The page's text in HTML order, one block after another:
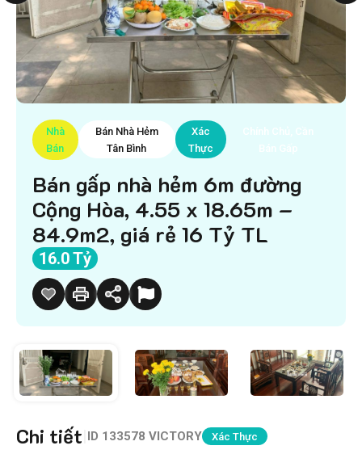
Nhà
Bán
Bán Nhà Hẻm
Tân Bình
Xác
Thực
Chính Chủ, Cần
Bán Gấp
Bán gấp nhà hẻm 6m đường
Cộng Hòa, 4.55 x 18.65m –
84.9m2, giá rẻ 16 Tỷ TL
16.0 Tỷ
Chi tiết ID 133578 VICTORY Xác Thực